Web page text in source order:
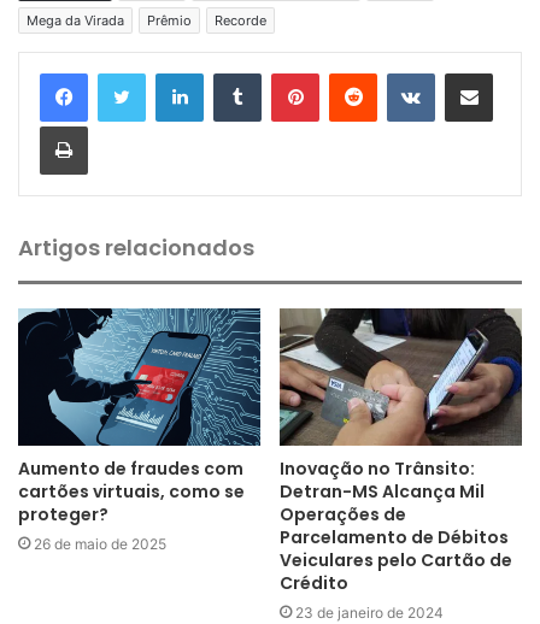
Mega da Virada Prêmio Recorde
Artigos relacionados
Aumento de fraudes com
cartões virtuais, como se
proteger?
26 de maio de 2025
Inovação no Trânsito:
Detran-MS Alcança Mil
Operações de
Parcelamento de Débitos
Veiculares pelo Cartão de
Crédito
23 de janeiro de 2024